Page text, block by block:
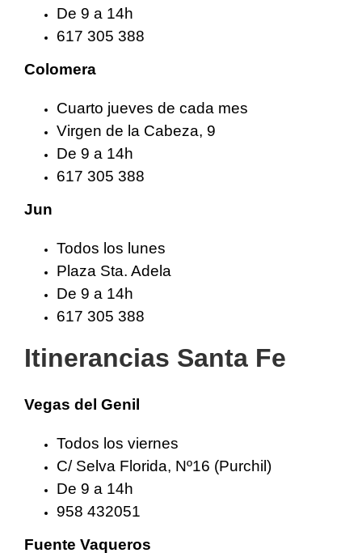
De 9 a 14h
617 305 388
Colomera
Cuarto jueves de cada mes
Virgen de la Cabeza, 9
De 9 a 14h
617 305 388
Jun
Todos los lunes
Plaza Sta. Adela
De 9 a 14h
617 305 388
Itinerancias Santa Fe
Vegas del Genil
Todos los viernes
C/ Selva Florida, Nº16 (Purchil)
De 9 a 14h
958 432051
Fuente Vaqueros